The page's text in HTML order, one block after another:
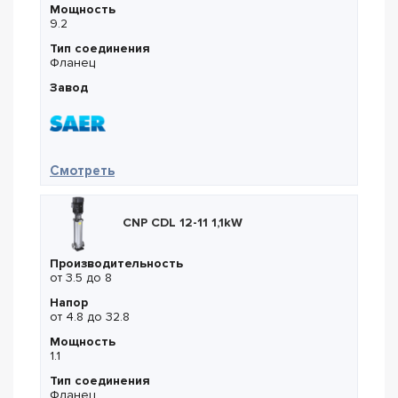
Мощность
9.2
Тип соединения
Фланец
Завод
Смотреть— Saer NCBXZ 2P 50-160NA
CNP CDL 12-11 1,1kW
Производительность
от 3.5 до 8
Напор
от 4.8 до 32.8
Мощность
1.1
Тип соединения
Фланец